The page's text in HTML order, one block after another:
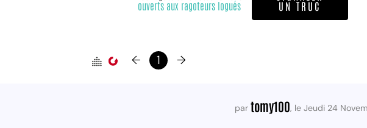
ouverts aux ragoteurs logués
UN TRUC
← 1 →
par tomy100, le Jeudi 24